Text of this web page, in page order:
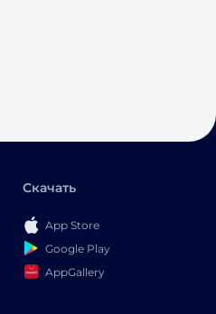
Скачать
App Store
Google Play
AppGallery